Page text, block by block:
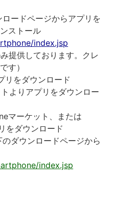
ードページからアプリを
ストール
index.jsp
提供しております。クレ
す）
リをダウンロード
よりアプリをダウンロー
マーケット、または
をダウンロード
ダウンロードページから
index.jsp